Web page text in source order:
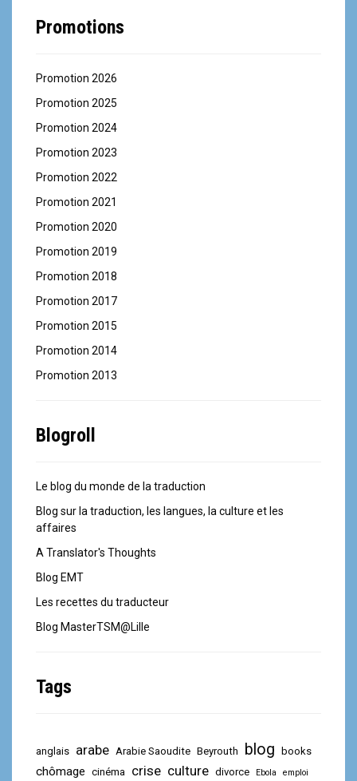
Promotions
Promotion 2026
Promotion 2025
Promotion 2024
Promotion 2023
Promotion 2022
Promotion 2021
Promotion 2020
Promotion 2019
Promotion 2018
Promotion 2017
Promotion 2015
Promotion 2014
Promotion 2013
Blogroll
Le blog du monde de la traduction
Blog sur la traduction, les langues, la culture et les
affaires
A Translator's Thoughts
Blog EMT
Les recettes du traducteur
Blog MasterTSM@Lille
Tags
anglais arabe Arabie Saoudite Beyrouth blog books
chômage cinéma crise culture divorce Ebola emploi